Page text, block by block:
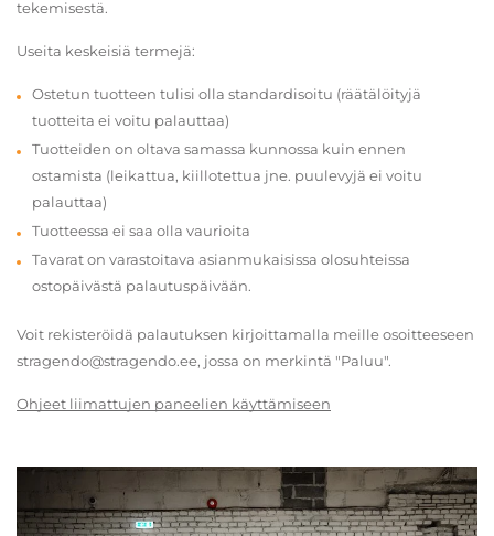
tekemisestä.
Useita keskeisiä termejä:
Ostetun tuotteen tulisi olla standardisoitu (räätälöityjä
tuotteita ei voitu palauttaa)
Tuotteiden on oltava samassa kunnossa kuin ennen
ostamista (leikattua, kiillotettua jne. puulevyjä ei voitu
palauttaa)
Tuotteessa ei saa olla vaurioita
Tavarat on varastoitava asianmukaisissa olosuhteissa
ostopäivästä palautuspäivään.
Voit rekisteröidä palautuksen kirjoittamalla meille osoitteeseen
stragendo@stragendo.ee, jossa on merkintä "Paluu".
Ohjeet liimattujen paneelien käyttämiseen